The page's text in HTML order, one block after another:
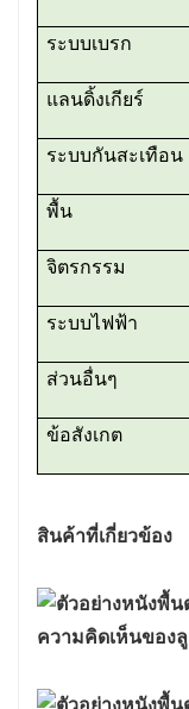
ระบบเบรก
แลนดิ้งเกียร์
ระบบกันสะเทือน
พื้น
จิตรกรรม
ระบบไฟฟ้า
ส่วนอื่นๆ
ข้อสังเกต
สินค้าที่เกี่ยวข้อง
ความคิดเห็นของ